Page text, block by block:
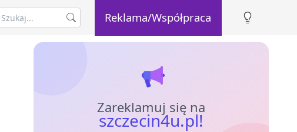
Reklama/Współpraca
Zareklamuj się na
szczecin4u.pl!